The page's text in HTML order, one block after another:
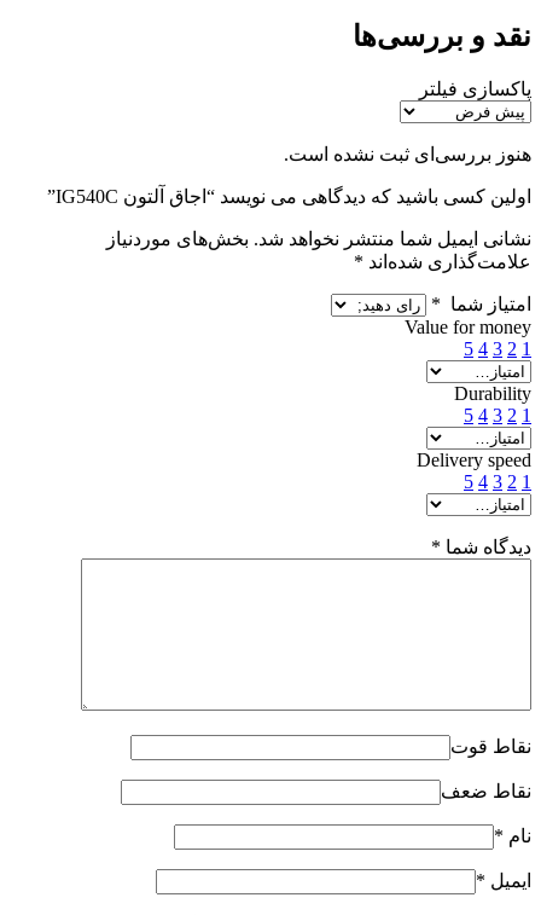
نقد و بررسی‌ها
پاکسازی فیلتر
هنوز بررسی‌ای ثبت نشده است.
اولین کسی باشید که دیدگاهی می نویسد “اجاق آلتون IG540C”
نشانی ایمیل شما منتشر نخواهد شد. بخش‌های موردنیاز
علامت‌گذاری شده‌اند *
امتیاز شما *
Value for money
1
2
3
4
5
Durability
1
2
3
4
5
Delivery speed
1
2
3
4
5
دیدگاه شما *
نقاط قوت
نقاط ضعف
نام *
ایمیل *